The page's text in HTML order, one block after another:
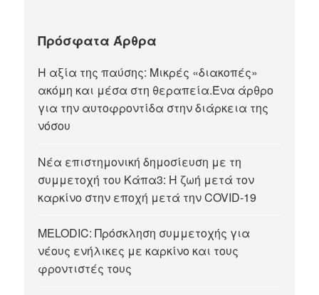
Πρόσφατα Άρθρα
Η αξία της παύσης: Μικρές «διακοπές»
ακόμη και μέσα στη θεραπεία.Ένα άρθρο
για την αυτοφροντίδα στην διάρκεια της
νόσου
Νέα επιστημονική δημοσίευση με τη
συμμετοχή του Κάπα3: Η ζωή μετά τον
καρκίνο στην εποχή μετά την COVID-19
MELODIC: Πρόσκληση συμμετοχής για
νέους ενήλικες με καρκίνο και τους
φροντιστές τους